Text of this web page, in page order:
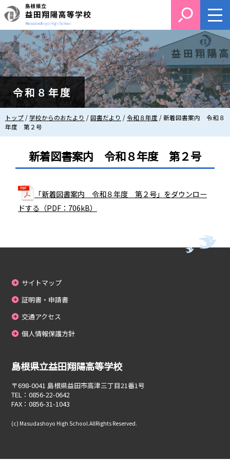
このページの本文へ
令和８年度
現
在
の
トップ /学校からのおたより /図書だより /令和８年度 /新着図書案内 令和８
年度 第２号
新着図書案内 令和８年度 第２号
「新着図書案内 令和８年度 第２号」をダウンロー
ドする（PDF：706kB）
サイトマップ
証明書・申請書
交通アクセス
個人情報保護方針
島根県立益田翔陽高等学校
〒698-0041 島根県益田市高津三丁目21番1号
TEL：0856-22-0642
FAX：0856-31-1043
(c) Masudashoyo High School.AllRights Reserved.